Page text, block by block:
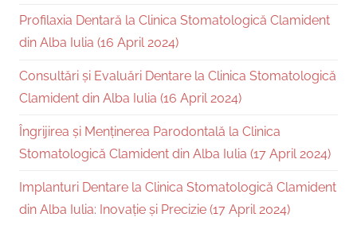
Profilaxia Dentară la Clinica Stomatologică Clamident
din Alba Iulia (16 April 2024)
Consultări și Evaluări Dentare la Clinica Stomatologică
Clamident din Alba Iulia (16 April 2024)
Îngrijirea și Menținerea Parodontală la Clinica
Stomatologică Clamident din Alba Iulia (17 April 2024)
Implanturi Dentare la Clinica Stomatologică Clamident
din Alba Iulia: Inovație și Precizie (17 April 2024)